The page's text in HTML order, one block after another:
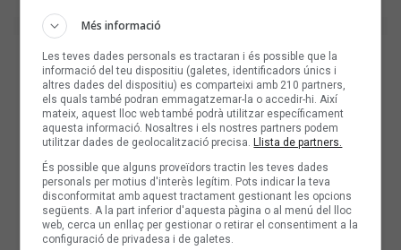
Més informació
Les teves dades personals es tractaran i és possible que la
informació del teu dispositiu (galetes, identificadors únics i
altres dades del dispositiu) es comparteixi amb 210 partners,
els quals també podran emmagatzemar-la o accedir-hi. Així
mateix, aquest lloc web també podrà utilitzar específicament
aquesta informació. Nosaltres i els nostres partners podem
utilitzar dades de geolocalització precisa.Llista de partners.
És possible que alguns proveïdors tractin les teves dades
personals per motius d'interès legítim. Pots indicar la teva
disconformitat amb aquest tractament gestionant les opcions
següents. A la part inferior d'aquesta pàgina o al menú del lloc
web, cerca un enllaç per gestionar o retirar el consentiment a la
configuració de privadesa i de galetes.